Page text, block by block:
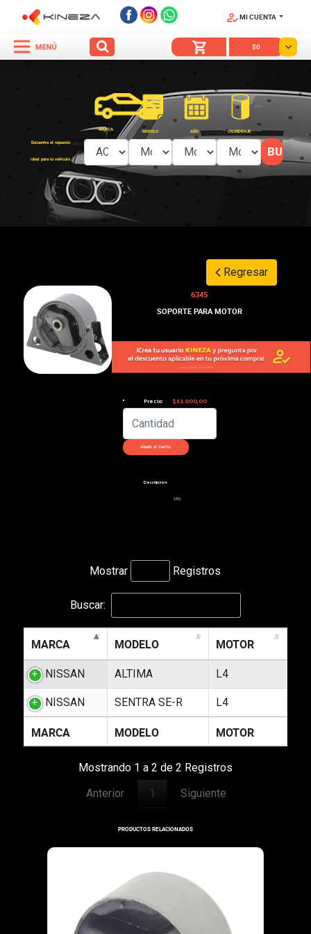
MI CUENTA
$0
Encuentra el repuesto
ideal para tu vehículo
MARCA MODELO AÑO CILINDRAJE
Regresar
6345
SOPORTE PARA MOTOR
Precio: $82.000,00
Descripcion:
STD.
Mostrar Registros
Buscar:
MARCA MODELO MOTOR
NISSAN ALTIMA L4
NISSAN SENTRA SE-R L4
MARCA MODELO MOTOR
Mostrando 1 a 2 de 2 Registros
Anterior
1 Siguiente
PRODUCTOS RELACIONADOS